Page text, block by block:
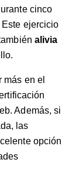
cinco
ejercicio
alivia
en el
Además, si
las
opción